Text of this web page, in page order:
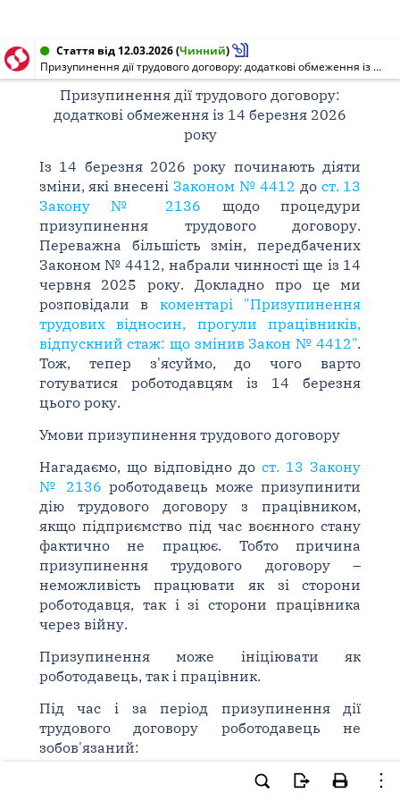
Стаття від 12.03.2026(Чинний)
Призупинення дії трудового договору: додаткові обмеження із 14 березня 2026 року
Призупинення дії трудового договору:
додаткові обмеження із 14 березня 2026
року
Із 14 березня 2026 року починають діяти
зміни, які внесені Законом № 4412 до ст. 13
Закону № 2136 щодо процедури
призупинення трудового договору.
Переважна більшість змін, передбачених
Законом № 4412, набрали чинності ще із 14
червня 2025 року. Докладно про це ми
розповідали в коментарі "Призупинення
трудових відносин, прогули працівників,
відпускний стаж: що змінив Закон № 4412".
Тож, тепер з'ясуймо, до чого варто
готуватися роботодавцям із 14 березня
цього року.
Умови призупинення трудового договору
Нагадаємо, що відповідно дост. 13 Закону
№ 2136 роботодавець може призупинити
дію трудового договору з працівником,
якщо підприємство під час воєнного стану
фактично не працює. Тобто причина
призупинення трудового договору –
неможливість працювати як зі сторони
роботодавця, так і зі сторони працівника
через війну.
Призупинення може ініціювати як
роботодавець, так і працівник.
Під час і за період призупинення дії
трудового договору роботодавець не
зобов'язаний:
– виплачувати працівнику заробітну плату;